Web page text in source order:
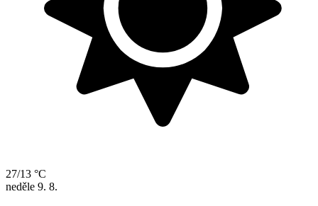
27/13 °C
neděle 9. 8.